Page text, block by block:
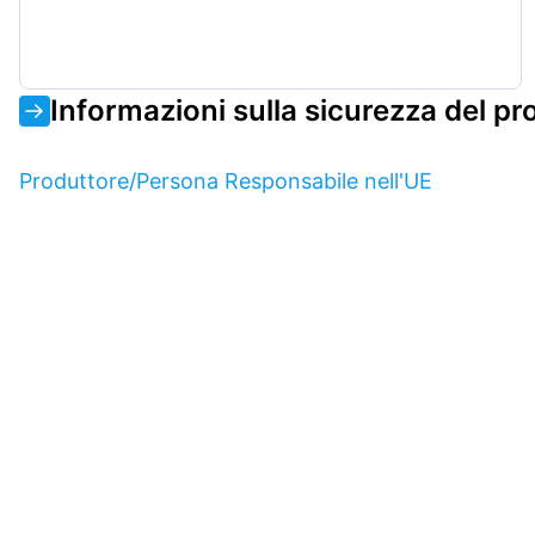
Informazioni sulla sicurezza del
Produttore/Persona Responsabile nell'UE